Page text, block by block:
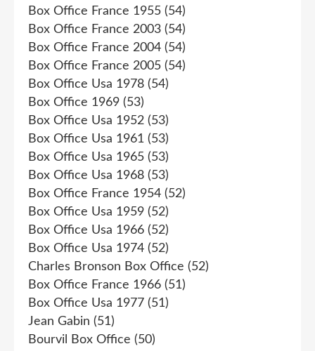
Box Office France 1955 (54)
Box Office France 2003 (54)
Box Office France 2004 (54)
Box Office France 2005 (54)
Box Office Usa 1978 (54)
Box Office 1969 (53)
Box Office Usa 1952 (53)
Box Office Usa 1961 (53)
Box Office Usa 1965 (53)
Box Office Usa 1968 (53)
Box Office France 1954 (52)
Box Office Usa 1959 (52)
Box Office Usa 1966 (52)
Box Office Usa 1974 (52)
Charles Bronson Box Office (52)
Box Office France 1966 (51)
Box Office Usa 1977 (51)
Jean Gabin (51)
Bourvil Box Office (50)